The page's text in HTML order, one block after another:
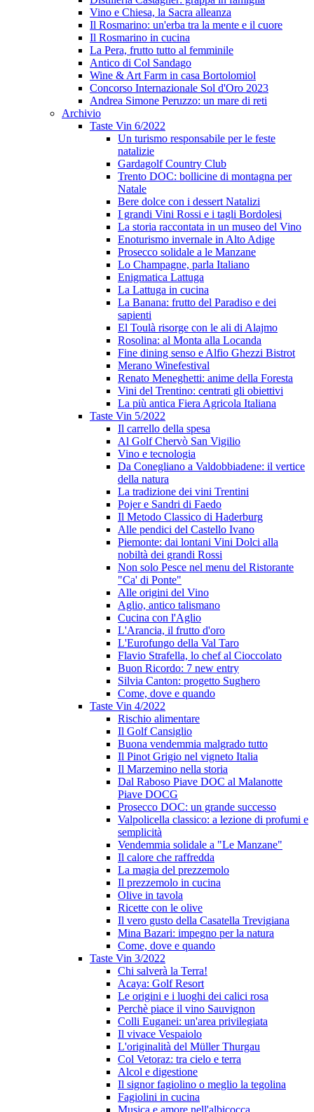
Vino e Chiesa, la Sacra alleanza
Il Rosmarino: un'erba tra la mente e il cuore
Il Rosmarino in cucina
La Pera, frutto tutto al femminile
Antico di Col Sandago
Wine & Art Farm in casa Bortolomiol
Concorso Internazionale Sol d'Oro 2023
Andrea Simone Peruzzo: un mare di reti
Archivio
Taste Vin 6/2022
Un turismo responsabile per le feste
natalizie
Gardagolf Country Club
Trento DOC: bollicine di montagna per
Natale
Bere dolce con i dessert Natalizi
I grandi Vini Rossi e i tagli Bordolesi
La storia raccontata in un museo del Vino
Enoturismo invernale in Alto Adige
Prosecco solidale a le Manzane
Lo Champagne, parla Italiano
Enigmatica Lattuga
La Lattuga in cucina
La Banana: frutto del Paradiso e dei
sapienti
El Toulà risorge con le ali di Alajmo
Rosolina: al Monta alla Locanda
Fine dining senso e Alfio Ghezzi Bistrot
Merano Winefestival
Renato Meneghetti: anime della Foresta
Vini del Trentino: centrati gli obiettivi
La più antica Fiera Agricola Italiana
Taste Vin 5/2022
Il carrello della spesa
Al Golf Chervò San Vigilio
Vino e tecnologia
Da Conegliano a Valdobbiadene: il vertice
della natura
La tradizione dei vini Trentini
Pojer e Sandri di Faedo
Il Metodo Classico di Haderburg
Alle pendici del Castello Ivano
Piemonte: dai lontani Vini Dolci alla
nobiltà dei grandi Rossi
Non solo Pesce nel menu del Ristorante
"Ca' di Ponte"
Alle origini del Vino
Aglio, antico talismano
Cucina con l'Aglio
L'Arancia, il frutto d'oro
L'Eurofungo della Val Taro
Flavio Strafella, lo chef al Cioccolato
Buon Ricordo: 7 new entry
Silvia Canton: progetto Sughero
Come, dove e quando
Taste Vin 4/2022
Rischio alimentare
Il Golf Cansiglio
Buona vendemmia malgrado tutto
Il Pinot Grigio nel vigneto Italia
Il Marzemino nella storia
Dal Raboso Piave DOC al Malanotte
Piave DOCG
Prosecco DOC: un grande successo
Valpolicella classico: a lezione di profumi e
semplicità
Vendemmia solidale a "Le Manzane"
Il calore che raffredda
La magia del prezzemolo
Il prezzemolo in cucina
Olive in tavola
Ricette con le olive
Il vero gusto della Casatella Trevigiana
Mina Bazari: impegno per la natura
Come, dove e quando
Taste Vin 3/2022
Chi salverà la Terra!
Acaya: Golf Resort
Le origini e i luoghi dei calici rosa
Perchè piace il vino Sauvignon
Colli Euganei: un'area privilegiata
Il vivace Vespaiolo
L'originalità del Müller Thurgau
Col Vetoraz: tra cielo e terra
Alcol e digestione
Il signor fagiolino o meglio la tegolina
Fagiolini in cucina
Musica e amore nell'albicocca